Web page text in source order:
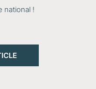
national !